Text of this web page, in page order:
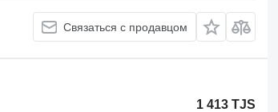
Связаться с продавцом
1 413 TJS